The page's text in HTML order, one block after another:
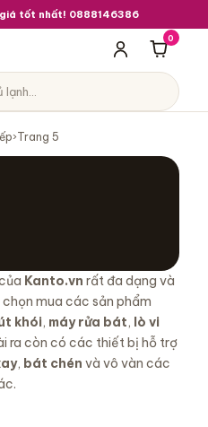
tốt nhất! 0888146386
Giỏ
0
›Trang 5
Kanto.vn rất đa dạng và
mua các sản phẩm
khói, máy rửa bát, lò vi
ra còn có các thiết bị hỗ trợ
, bát chén và vô vàn các